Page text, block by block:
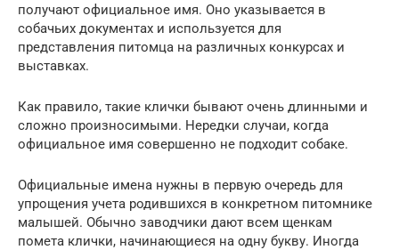
получают официальное имя. Оно указывается в
собачьих документах и используется для
представления питомца на различных конкурсах и
выставках.
Как правило, такие клички бывают очень длинными и
сложно произносимыми. Нередки случаи, когда
официальное имя совершенно не подходит собаке.
Официальные имена нужны в первую очередь для
упрощения учета родившихся в конкретном питомнике
малышей. Обычно заводчики дают всем щенкам
помета клички, начинающиеся на одну букву. Иногда